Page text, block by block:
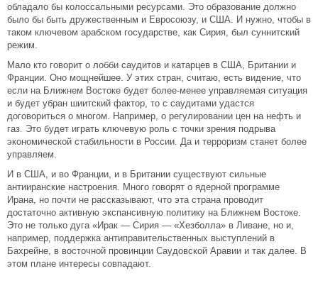
обладало бы колоссальными ресурсами. Это образование должно
было бы быть дружественным и Евросоюзу, и США. И нужно, чтобы в
таком ключевом арабском государстве, как Сирия, был суннитский
режим.
Мало кто говорит о лобби саудитов и катарцев в США, Британии и
Франции. Оно мощнейшее. У этих стран, считаю, есть видение, что
если на Ближнем Востоке будет более-менее управляемая ситуация
и будет убран шиитский фактор, то с саудитами удастся
договориться о многом. Например, о регулировании цен на нефть и
газ. Это будет играть ключевую роль с точки зрения подрыва
экономической стабильности в России. Да и терроризм станет более
управляем.
И в США, и во Франции, и в Британии существуют сильные
антииранские настроения. Много говорят о ядерной программе
Ирана, но почти не рассказывают, что эта страна проводит
достаточно активную экспансивную политику на Ближнем Востоке.
Это не только дуга «Ирак — Сирия — «Хезболла» в Ливане, но и,
например, поддержка антиправительственных выступлений в
Бахрейне, в восточной провинции Саудовской Аравии и так далее. В
этом плане интересы совпадают.